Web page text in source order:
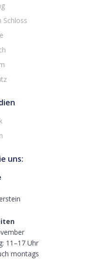
Schloss
uns:
11–17 Uhr
montags